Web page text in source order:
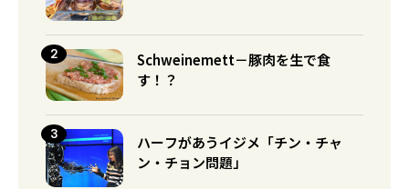
Schweinemett－豚肉を生で食
す！？
ハーフがあうイジメ「チン・チャ
ン・チョン問題」